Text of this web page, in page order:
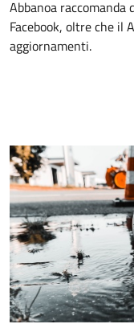
Abbanoa raccomanda
Facebook, oltre che il
aggiornamenti.